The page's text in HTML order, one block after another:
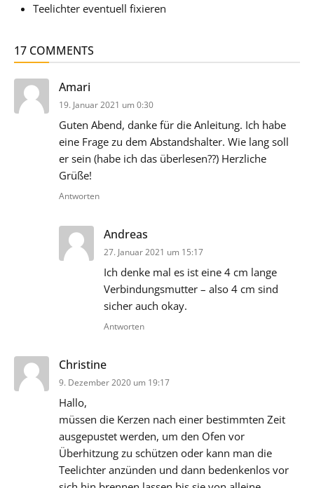
Teelichter eventuell fixieren
17 COMMENTS
Amari
19. Januar 2021 um 0:30
Guten Abend, danke für die Anleitung. Ich habe
eine Frage zu dem Abstandshalter. Wie lang soll
er sein (habe ich das überlesen??) Herzliche
Grüße!
Antworten
Andreas
27. Januar 2021 um 15:17
Ich denke mal es ist eine 4 cm lange
Verbindungsmutter – also 4 cm sind
sicher auch okay.
Antworten
Christine
9. Dezember 2020 um 19:17
Hallo,
müssen die Kerzen nach einer bestimmten Zeit
ausgepustet werden, um den Ofen vor
Überhitzung zu schützen oder kann man die
Teelichter anzünden und dann bedenkenlos vor